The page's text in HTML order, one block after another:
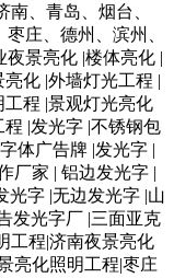
、青岛、烟台、
庄、德州、滨州、
景亮化 |楼体亮化 |
化 |外墙灯光工程 |
程 |景观灯光亮化
|发光字 |不锈钢包
体广告牌 |发光字 |
厂家 | 铝边发光字 |
光字 |无边发光字 |山
发光字厂 |三面亚克
工程|济南夜景亮化
亮化照明工程|枣庄